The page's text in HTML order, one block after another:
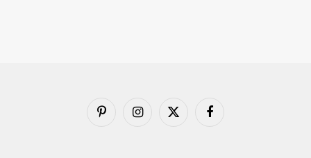
فيسبوك X
الانستغرامبينتيريست